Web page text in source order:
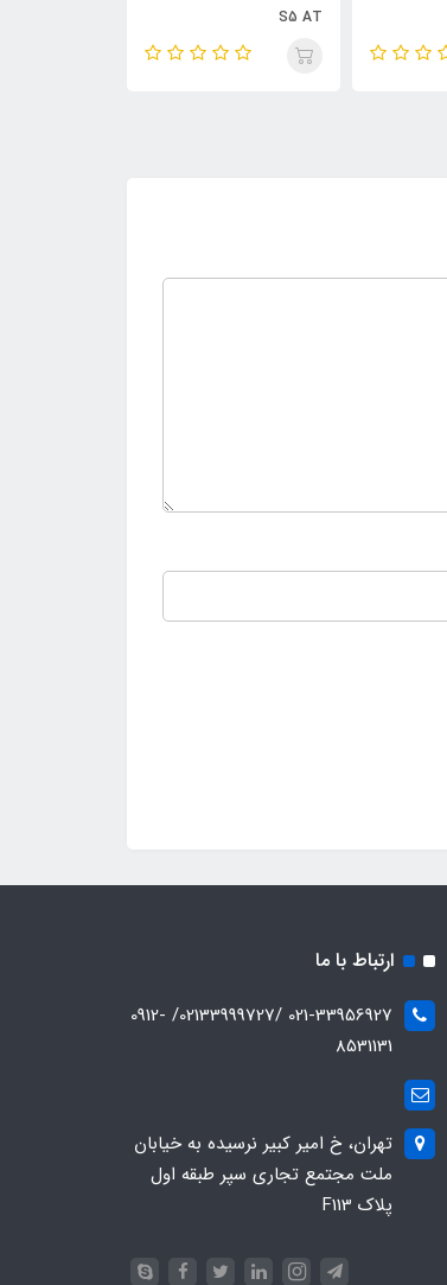
ارتباط با ما
021-33956927 /02133999727/ 0912-
8531131
تهران، خ امیر کبیر نرسیده به خیابان
ملت مجتمع تجاری سپر طبقه اول
پلاک F113